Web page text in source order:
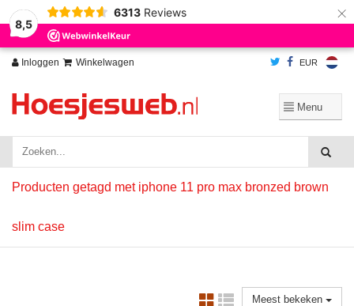
8,5
6313 Reviews ×
Inloggen Winkelwagen EUR
Producten getagd met iphone 11 pro max bronzed brown
slim case
Meest bekeken
Wij slaan cookies op om onze website te verbeteren. Is dat akkoord?
Ja
Nee